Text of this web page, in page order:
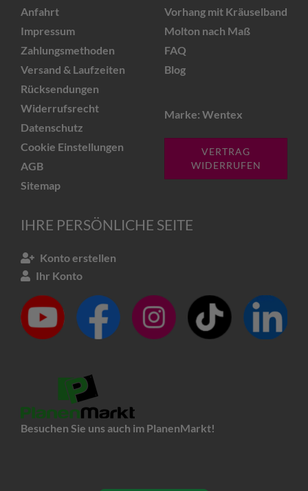
Anfahrt
Impressum
Zahlungsmethoden
Versand & Laufzeiten
Rücksendungen
Widerrufsrecht
Datenschutz
Cookie Einstellungen
AGB
Sitemap
Vorhang mit Kräuselband
Molton nach Maß
FAQ
Blog
Marke: Wentex
VERTRAG
WIDERRUFEN
IHRE PERSÖNLICHE SEITE
Konto erstellen
Ihr Konto
Besuchen Sie uns auch im PlanenMarkt!